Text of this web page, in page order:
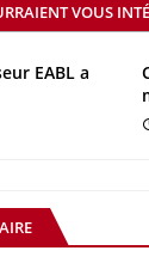
VOUS
EABL a